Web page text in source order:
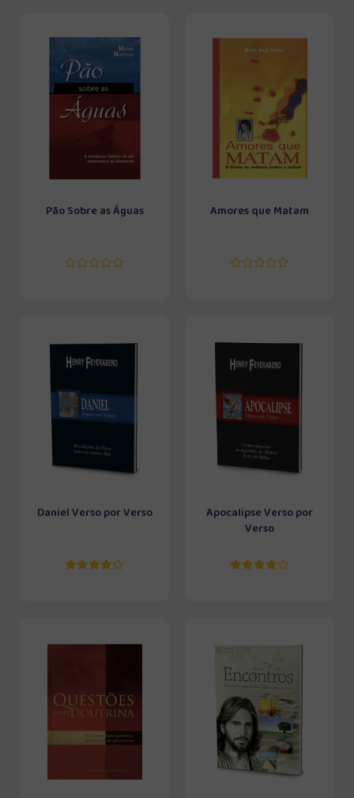
Pão Sobre as Águas Amores que Matam
Daniel Verso por Verso
Apocalipse Verso por
Verso